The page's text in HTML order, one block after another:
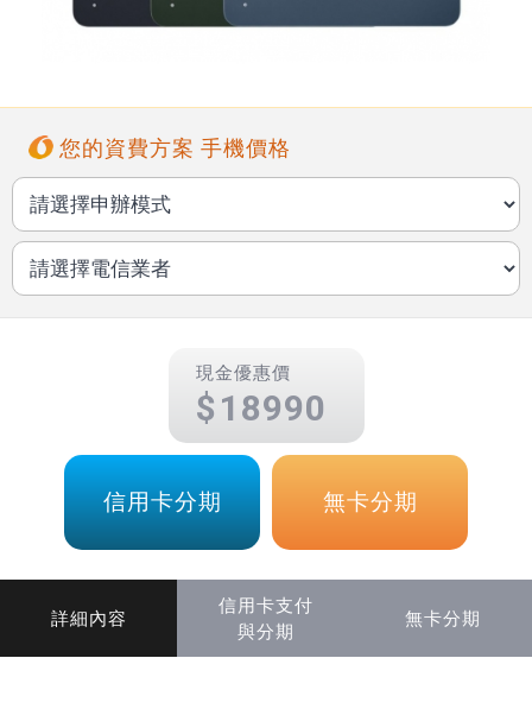
您的資費方案 手機價格
現金優惠價
18990
信用卡分期 無卡分期
詳細內容
信用卡支付
與分期
無卡分期